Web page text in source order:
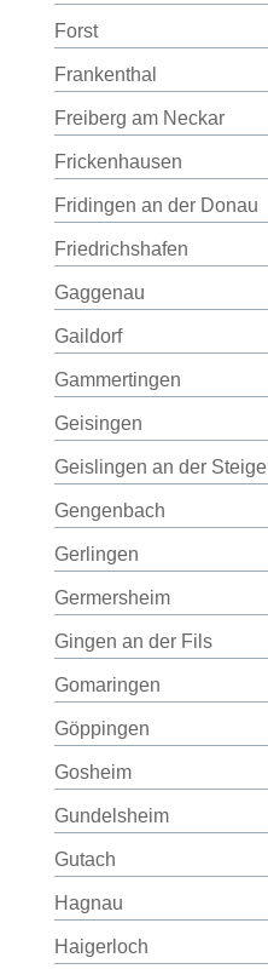
Forst
Frankenthal
Freiberg am Neckar
Frickenhausen
Fridingen an der Donau
Friedrichshafen
Gaggenau
Gaildorf
Gammertingen
Geisingen
Geislingen an der Steige
Gengenbach
Gerlingen
Germersheim
Gingen an der Fils
Gomaringen
Göppingen
Gosheim
Gundelsheim
Gutach
Hagnau
Haigerloch